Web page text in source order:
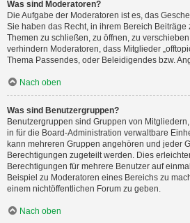
Was sind Moderatoren?
Die Aufgabe der Moderatoren ist es, das
Sie haben das Recht, in ihrem Bereich
Themen zu schließen, zu öffnen, zu
verhindern Moderatoren, dass Mitglieder
Thema Passendes, oder Beleidigendes bzw.
Nach oben
Was sind Benutzergruppen?
Benutzergruppen sind Gruppen von
in für die Board-Administration verwaltbare
kann mehreren Gruppen angehören und jeder
Berechtigungen zugeteilt werden. Dies
Berechtigungen für mehrere Benutzer auf
Beispiel zu Moderatoren eines Bereichs zu
einem nichtöffentlichen Forum zu geben.
Nach oben